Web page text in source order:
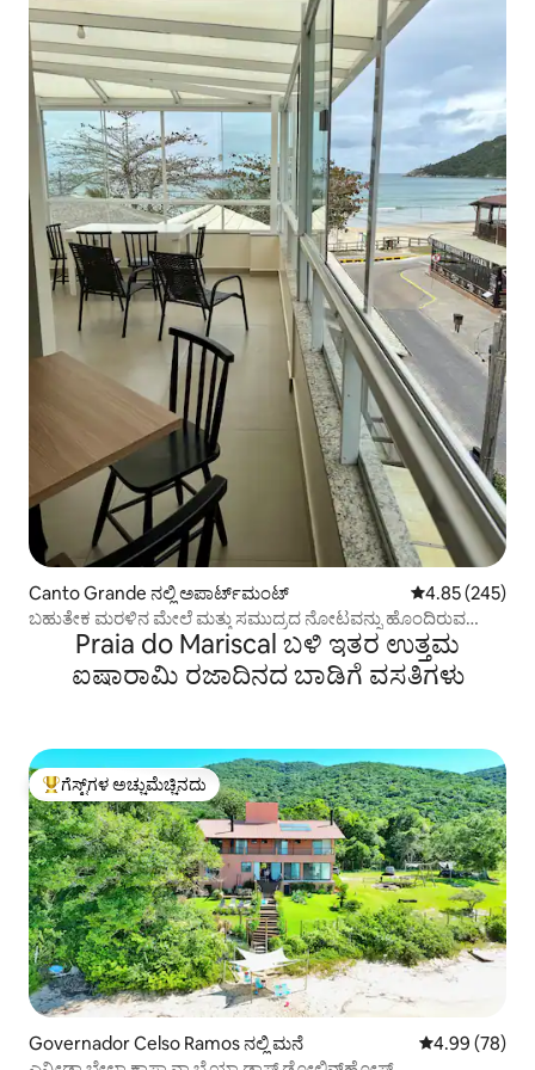
Canto Grande ನಲ್ಲಿ ಅಪಾರ್ಟ್‌ಮಂಟ್ 5 ರಲ್ಲಿ 4.85
4.85 (245)
ಬಹುತೇಕ ಮರಳಿನ ಮೇಲೆ ಮತ್ತು ಸಮುದ್ರದ ನೋಟವನ್ನು ಹೊಂದಿರುವ
ಪೆಂಟ್‌ಹೌಸ್Praia do Mariscal ಬಳಿ ಇತರ ಉತ್ತಮ
ಐಷಾರಾಮಿ ರಜಾದಿನದ ಬಾಡಿಗೆ ವಸತಿಗಳು
ಗೆಸ್ಟ್‌ಗಳಿಗೆ ಅತಿ ಹೆಚ್ಚು ಅಚ್ಚುಮೆಚ್ಚಿನದು
ಗೆಸ್ಟ್‌ಗಳ ಅಚ್ಚುಮೆಚ್ಚಿನದು
Governador Celso Ramos ನಲ್ಲಿ ಮನೆ 5 ರಲ್ಲಿ 4.99
4.99 (78)